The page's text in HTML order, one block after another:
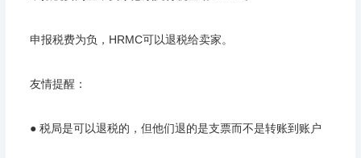
申报税费为负，HRMC可以退税给卖家。
友情提醒：
● 税局是可以退税的，但他们退的是支票而不是转账到账户